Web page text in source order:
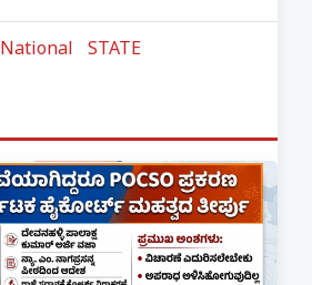
National STATE